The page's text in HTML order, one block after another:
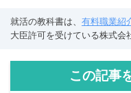
就活の教科書は、 有料職業紹
大臣許可を受けている株式会
この記事